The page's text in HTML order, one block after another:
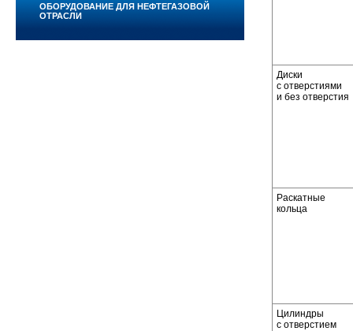
Диски
с отверстиями
и без отверстия
Раскатные
кольца
Цилиндры
с отверстием
ОБОРУДОВАНИЕ ДЛЯ НЕФТЕГАЗОВОЙ
ОТРАСЛИ